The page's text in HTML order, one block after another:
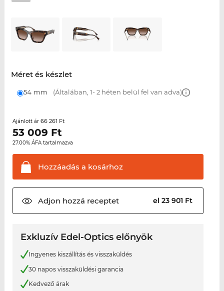
Méret és készlet
54 mm (Általában, 1- 2 héten belül fel van adva)
Ajánlott ár 66 261 Ft
53 009 Ft
27.00% ÁFA tartalmazva
Hozzáadás a kosárhoz
Adjon hozzá receptet el 23 901 Ft
Exkluzív Edel-Optics előnyök
Ingyenes kiszállítás és visszaküldés
30 napos visszaküldési garancia
Kedvező árak